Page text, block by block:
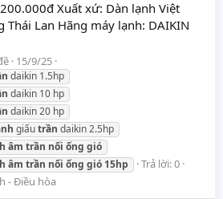
Xuất xứ: Dàn lạnh Việt
Thái Lan Hãng máy lạnh: DAIKIN
15/9/25
daikin 1.5hp
daikin 10 hp
daikin 20 hp
giấutrần daikin 2.5hp
âm trần nối ống gió
âm trần nối ống gió 15hp
Trả lời: 0
- Điều hòa